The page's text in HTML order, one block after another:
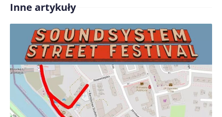
Treść komentarza*
Zapamiętaj moje dane w tej przeglądarce podczas
pisania kolejnych komentarzy.
Inne artykuły